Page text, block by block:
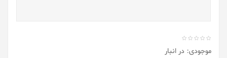
موجودی: در انبار